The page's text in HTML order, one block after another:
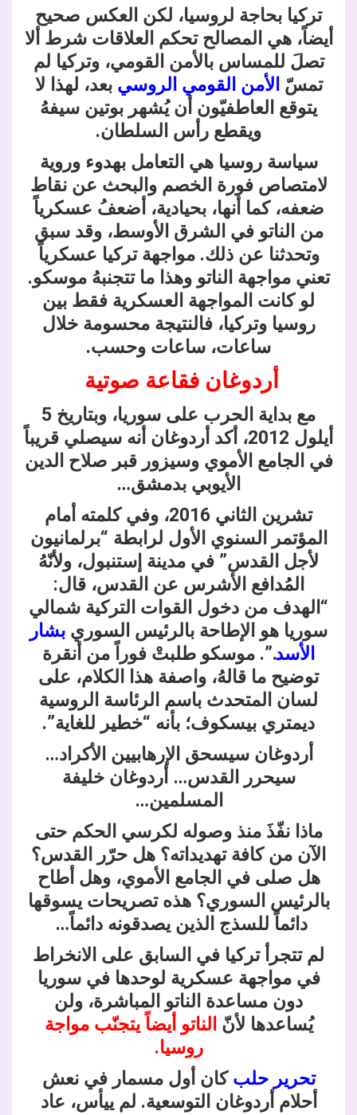
تركيا بحاجة لروسيا، لكن العكس صحيح
أيضاً، هي المصالح تحكم العلاقات شرط ألا
تصلَ للمساس بالأمن القومي، وتركيا لم
تمسّ الأمن القومي الروسي بعد، لهذا لا
يتوقع العاطفيّون أن يُشهر بوتين سيفهُ
ويقطع رأس السلطان.
سياسة روسيا هي التعامل بهدوء وروية
لامتصاص فورة الخصم والبحث عن نقاط
ضعفه، كما أنها، بحيادية، أضعفُ عسكرياً
من الناتو في الشرق الأوسط، وقد سبق
وتحدثنا عن ذلك. مواجهة تركيا عسكرياً
تعني مواجهة الناتو وهذا ما تتجنبهُ موسكو.
لو كانت المواجهة العسكرية فقط بين
روسيا وتركيا، فالنتيجة محسومة خلال
ساعات، ساعات وحسب.
أردوغان فقاعة صوتية
مع بداية الحرب على سوريا، وبتاريخ 5
أيلول 2012، أكد أردوغان أنه سيصلي قريباً
في الجامع الأموي وسيزور قبر صلاح الدين
الأيوبي بدمشق…
تشرين الثاني 2016، وفي كلمته أمام
المؤتمر السنوي الأول لرابطة “برلمانيون
لأجل القدس” في مدينة إستنبول، ولأنّهُ
المُدافع الأشرس عن القدس، قال:
“الهدف من دخول القوات التركية شمالي
سوريا هو الإطاحة بالرئيس السوري بشار
الأسد.”. موسكو طلبتْ فوراً من أنقرة
توضيح ما قالهُ، واصفة هذا الكلام، على
لسان المتحدث باسم الرئاسة الروسية
ديمتري بيسكوف؛ بأنه “خطير للغاية”.
أردوغان سيسحق الإرهابيين الأكراد…
سيحرر القدس… أردوغان خليفة
المسلمين…
ماذا نفّذَ منذ وصوله لكرسي الحكم حتى
الآن من كافة تهديداته؟ هل حرّر القدس؟
هل صلى في الجامع الأموي، وهل أطاح
بالرئيس السوري؟ هذه تصريحات يسوقها
دائماً للسذج الذين يصدقونه دائماً…
لم تتجرأ تركيا في السابق على الانخراط
في مواجهة عسكرية لوحدها في سوريا
دون مساعدة الناتو المباشرة، ولن
يُساعدها لأنّ الناتو أيضاً يتجنّب مواجة
روسيا.
تحرير حلب كان أول مسمار في نعش
أحلام أردوغان التوسعية. لم ييأس، عاد